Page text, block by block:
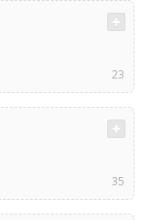
23
35